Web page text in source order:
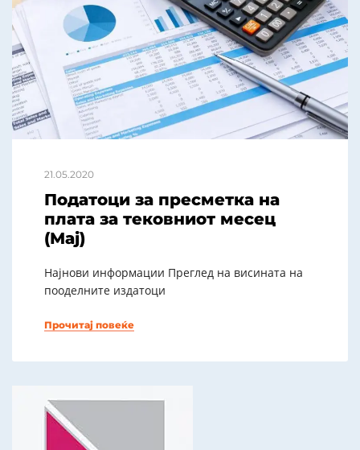
21.05.2020
Податоци за пресметка на
плата за тековниот месец
(Мај)
Најнови информации Преглед на висината на
пооделните издатоци
Прочитај повеќе